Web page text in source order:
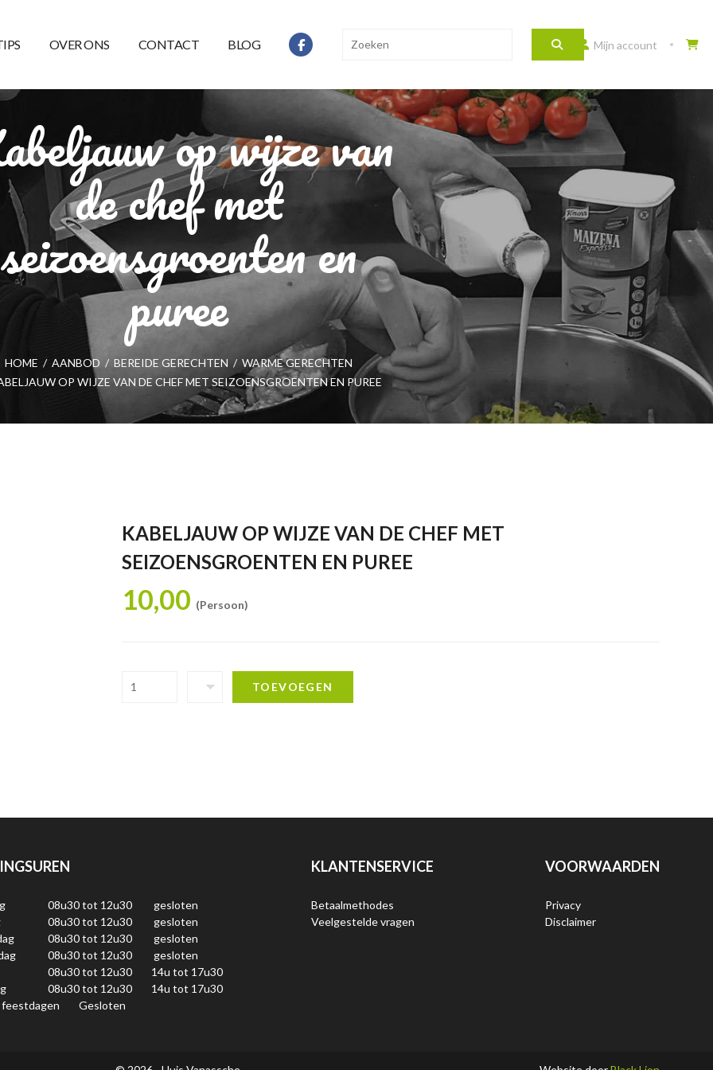
OVER ONS CONTACT BLOG Mijn account
op wijze van
de chef met
seizoensgroenten en
puree
HOME / AANBOD / BEREIDE GERECHTEN / WARME GERECHTEN
OP WIJZE VAN DE CHEF MET SEIZOENSGROENTEN EN PUREE
KABELJAUW OP WIJZE VAN DE CHEF MET
SEIZOENSGROENTEN EN PUREE
10,00 (Persoon)
TOEVOEGEN
08u30 tot 12u30
gesloten
08u30 tot 12u30
gesloten
08u30 tot 12u30
gesloten
08u30 tot 12u30
gesloten
08u30 tot 12u30
14u tot 17u30
08u30 tot 12u30
14u tot 17u30
Gesloten
KLANTENSERVICE
Betaalmethodes
Veelgestelde vragen
VOORWAARDEN
Privacy
Disclaimer